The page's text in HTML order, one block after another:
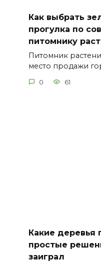
Как выбрать
прогулка по
питомнику
Питомник
место продажи
0 61
Какие деревья
простые
заиграл